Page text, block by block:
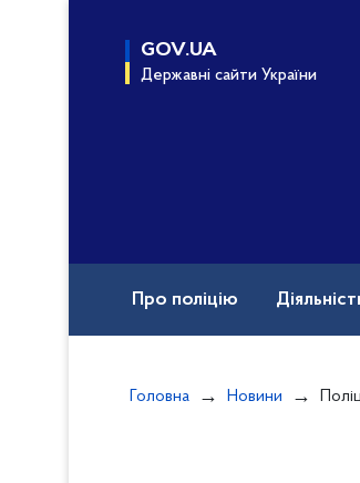
GOV.UA
Державні сайти України
Про поліцію
Головна Новини